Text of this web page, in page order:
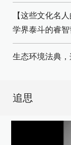
【这些文化名
学界泰斗的睿智
生态环境法典
追思